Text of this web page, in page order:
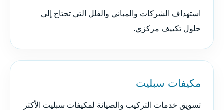
استهداف الشركات والمباني والفلل التي تحتاج إلى
حلول تكييف مركزي.
مكيفات سبليت
تسويق خدمات التركيب والصيانة لمكيفات سبليت الأكثر